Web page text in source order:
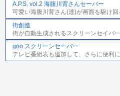
A.P.S. vol.2 海腹川背さんセーバー
可愛い海腹川背さん(達)が画面を駆け
街創造
街が自動生成されるスクリーンセイバー
goo スクリーンセーバー
テレビ番組表も追加して、さらに便利